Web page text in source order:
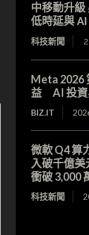
中移動升
低時延與
科技新聞
Meta 2026
益 AI 投資
BIZ.IT
微軟 Q4 算
入破千億
衝破 3,000
科技新聞